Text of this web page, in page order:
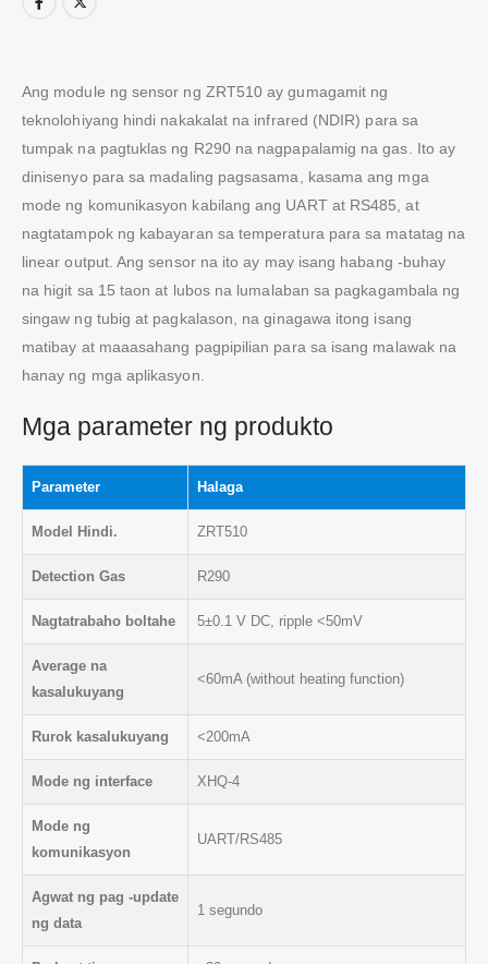
Ang module ng sensor ng ZRT510 ay gumagamit ng
teknolohiyang hindi nakakalat na infrared (NDIR) para sa
tumpak na pagtuklas ng R290 na nagpapalamig na gas. Ito ay
dinisenyo para sa madaling pagsasama, kasama ang mga
mode ng komunikasyon kabilang ang UART at RS485, at
nagtatampok ng kabayaran sa temperatura para sa matatag na
linear output. Ang sensor na ito ay may isang habang -buhay
na higit sa 15 taon at lubos na lumalaban sa pagkagambala ng
singaw ng tubig at pagkalason, na ginagawa itong isang
matibay at maaasahang pagpipilian para sa isang malawak na
hanay ng mga aplikasyon.
Mga parameter ng produkto
Parameter Halaga
Model Hindi. ZRT510
Detection Gas R290
Nagtatrabaho boltahe 5±0.1 V DC, ripple <50mV
Average na
kasalukuyang
<60mA (without heating function)
Rurok kasalukuyang <200mA
Mode ng interface XHQ-4
Mode ng
komunikasyon
UART/RS485
Agwat ng pag -update
ng data
1 segundo